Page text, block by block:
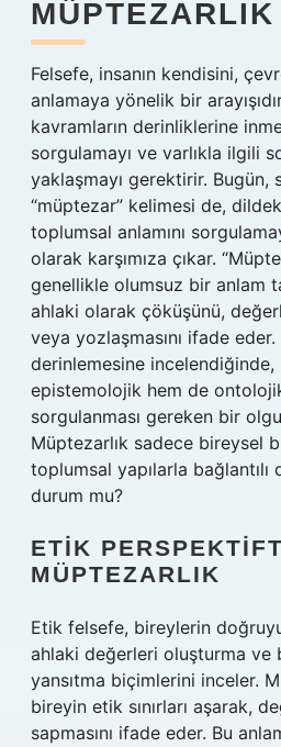
MÜPTEZARLIK
Felsefe, insanın kendisini,
anlamaya yönelik bir
kavramların derinliklerine
sorgulamayı ve varlıkla ilgili
yaklaşmayı gerektirir. Bugün,
“müptezar” kelimesi de,
toplumsal anlamını
olarak karşımıza çıkar.
genellikle olumsuz bir anlam
ahlaki olarak çöküşünü,
veya yozlaşmasını ifade
derinlemesine incelendiğinde,
epistemolojik hem de
sorgulanması gereken bir
Müptezarlık sadece bireysel
toplumsal yapılarla bağlantılı
durum mu?
ETIK
MÜPTEZARLIK
Etik felsefe, bireylerin
ahlaki değerleri oluşturma ve
yansıtma biçimlerini inceler.
bireyin etik sınırları aşarak,
sapmasını ifade eder. Bu